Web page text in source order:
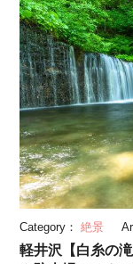
Category： 絶景
軽井沢【白糸の